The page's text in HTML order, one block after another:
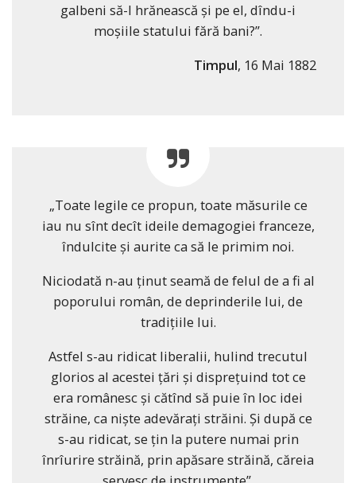
galbeni să-l hrănească şi pe el, dîndu-i
moşiile statului fără bani?”.
Timpul, 16 Mai 1882
„Toate legile ce propun, toate măsurile ce
iau nu sînt decît ideile demagogiei franceze,
îndulcite şi aurite ca să le primim noi.
Niciodată n-au ţinut seamă de felul de a fi al
poporului român, de deprinderile lui, de
tradiţiile lui.
Astfel s-au ridicat liberalii, hulind trecutul
glorios al acestei ţări şi dispreţuind tot ce
era românesc şi cătînd să puie în loc idei
străine, ca nişte adevăraţi străini. Şi după ce
s-au ridicat, se ţin la putere numai prin
înrîurire străină, prin apăsare străină, căreia